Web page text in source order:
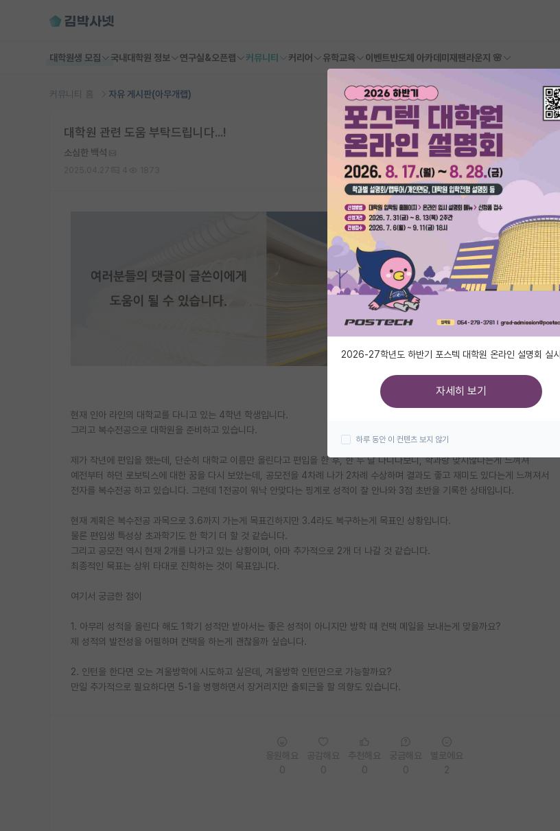
대학원생 모집 국내대학원 정보 연구실&오픈랩 커뮤니티 커리어 유학교육 이벤트반도체 아카데미 재팬라운지 🌸
커뮤니티 홈 자유 게시판(아무개랩)
대학원 관련 도움 부탁드립니다...!
소심한 백석
현재 인아 라인의 대학교를 다니고 있는 4학년 학생입니다.
그리고 복수전공으로 대학원을 준비하고 있습니다.
제가 작년에 편입을 했는데, 단순히 대학교 이름만 올린다고 편입을 한 후, 한 두 달 다니다보니, 학과랑 맞지않다는게 느껴져
예전부터 하던 로보틱스에 대한 꿈을 다시 보았는데, 공모전을 4차례 나가 2차례 수상하며 결과도 좋고 재미도 있다는게 느껴져서
전자를 복수전공 하고 있습니다. 그런데 1전공이 워낙 안맞다는 핑계로 성적이 잘 안나와 3점 초반을 기록한 상태입니다.
현재 계획은 복수전공 과목으로 3.6까지 가는게 목표긴하지만 3.4라도 복구하는게 목표인 상황입니다.
물론 편입생 특성상 초과학기도 한 학기 더 할 것 같습니다.
그리고 공모전 역시 현재 2개를 나가고 있는 상황이며, 아마 추가적으로 2개 더 나갈 것 같습니다.
최종적인 목표는 상위 타대로 진학하는 것이 목표입니다.
여기서 궁금한 점이
1. 아무리 성적을 올린다 해도 1학기 성적만 받아서는 좋은 성적이 아니지만 방학 때 컨택 메일을 보내는게 맞을까요?
제 성적의 발전성을 어필하며 컨택을 하는게 괜찮을까 싶습니다.
2. 인턴을 한다면 오는 겨울방학에 시도하고 싶은데, 겨울방학 인턴만으로 가능할까요?
만일 추가적으로 필요하다면 5-1을 병행하면서 장거리지만 출퇴근을 할 의향도 있습니다.
2026-27학년도 하반기 포스텍 대학원 온라인 설명회 실시
자세히 보기
하루 동안 이 컨텐츠 보지 않기